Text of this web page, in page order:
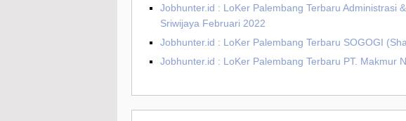
Jobhunter.id : LoKer Palembang Terbaru Administrasi
Sriwijaya Februari 2022
Jobhunter.id : LoKer Palembang Terbaru SOGOGI
Jobhunter.id : LoKer Palembang Terbaru PT. Makmur